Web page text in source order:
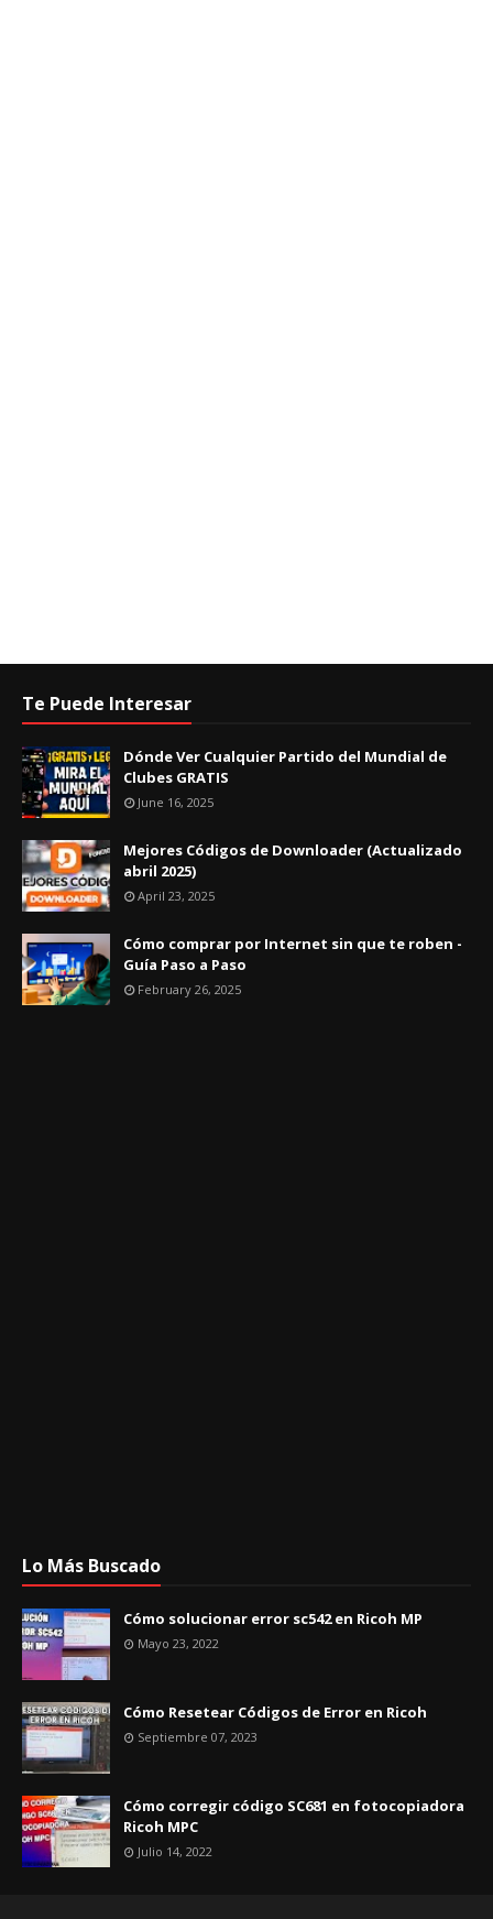
Te Puede Interesar
Dónde Ver Cualquier Partido del Mundial de
Clubes GRATIS
June 16, 2025
Mejores Códigos de Downloader (Actualizado
abril 2025)
April 23, 2025
Cómo comprar por Internet sin que te roben -
Guía Paso a Paso
February 26, 2025
Lo Más Buscado
Cómo solucionar error sc542 en Ricoh MP
Mayo 23, 2022
Cómo Resetear Códigos de Error en Ricoh
Septiembre 07, 2023
Cómo corregir código SC681 en fotocopiadora
Ricoh MPC
Julio 14, 2022